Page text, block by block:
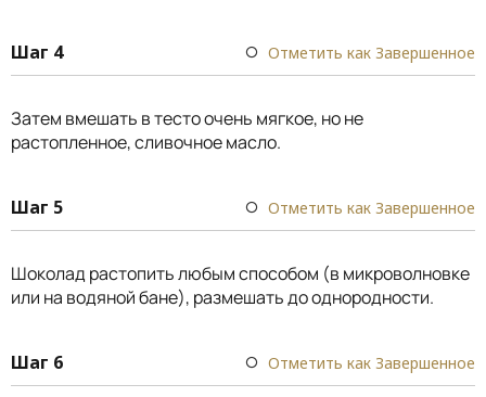
Шаг 4 Отметить как Завершенное
Затем вмешать в тесто очень мягкое, но не
растопленное, сливочное масло.
Шаг 5 Отметить как Завершенное
Шоколад растопить любым способом (в микроволновке
или на водяной бане), размешать до однородности.
Шаг 6 Отметить как Завершенное